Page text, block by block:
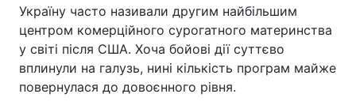
Україну часто називали другим найбільшим
центром комерційного сурогатного материнства
у світі після США. Хоча бойові дії суттєво
вплинули на галузь, нині кількість програм майже
повернулася до довоєнного рівня.